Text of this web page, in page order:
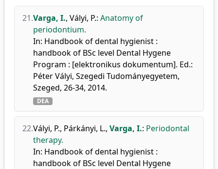
21.Varga, I., Vályi, P.: Anatomy of
periodontium.
In: Handbook of dental hygienist :
handbook of BSc level Dental Hygene
Program : [elektronikus dokumentum]. Ed.:
Péter Vályi, Szegedi Tudományegyetem,
Szeged, 26-34, 2014.
DEA
22.Vályi, P., Párkányi, L., Varga, I.: Periodontal
therapy.
In: Handbook of dental hygienist :
handbook of BSc level Dental Hygene